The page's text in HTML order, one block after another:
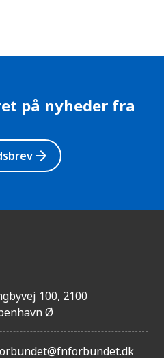
på nyheder fra
arrow_forward
100, 2100
Ø